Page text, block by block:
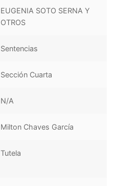
EUGENIA SOTO SERNA Y
OTROS
Sentencias
Sección Cuarta
N/A
Milton Chaves García
Tutela